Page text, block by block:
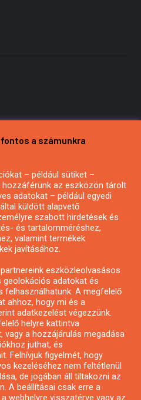
vagy hírlevél
a számunkra
– például sütiket –
az eszközön tárolt
adatokat – például egyedi
küldött alapvető
szabott hirdetések és
és tartalomméréshez,
valamint termékek
javításához.
eszközleolvasásos
adatokat és
A megfelelő
ahhoz, hogy mi és a
adatkezelést végezzünk.
helyre kattintva
vagy a hozzájárulás megadása
juthat, és
Felhívjuk figyelmét, hogy
kezeléséhez nem feltétlenül
de jogában áll tiltakozni az
A beállításai csak erre a
webhelyre visszatérve vagy az